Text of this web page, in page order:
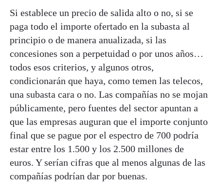
Si establece un precio de salida alto o no, si se
paga todo el importe ofertado en la subasta al
principio o de manera anualizada, si las
concesiones son a perpetuidad o por unos años…
todos esos criterios, y algunos otros,
condicionarán que haya, como temen las telecos,
una subasta cara o no. Las compañías no se mojan
públicamente, pero fuentes del sector apuntan a
que las empresas auguran que el importe conjunto
final que se pague por el espectro de 700 podría
estar entre los 1.500 y los 2.500 millones de
euros. Y serían cifras que al menos algunas de las
compañías podrían dar por buenas.